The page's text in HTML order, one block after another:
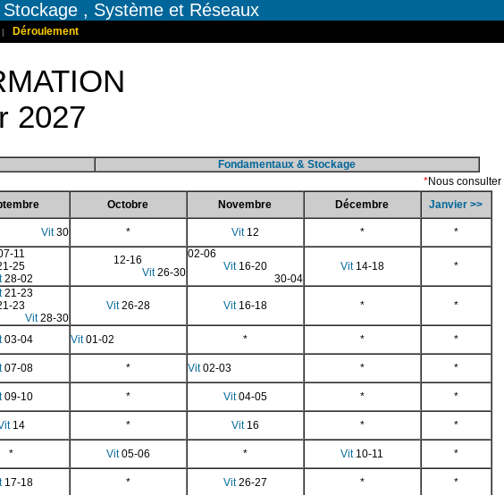
, Système et Réseaux
| Déroulement
2027
Fondamentaux & Stockage
*Nous consulter
Octobre Novembre Décembre Janvier >>
Vit30 * Vit12 * *
11
25
28-02
12-16
Vit26-30
02-06
Vit16-20
30-04
Vit14-18 *
21-23
23
Vit28-30
Vit26-28 Vit16-18 * *
03-04 Vit01-02 * * *
07-08 * Vit02-03 * *
09-10 * Vit04-05 * *
14 * Vit16 * *
* Vit05-06 * Vit10-11 *
17-18 * Vit26-27 * *